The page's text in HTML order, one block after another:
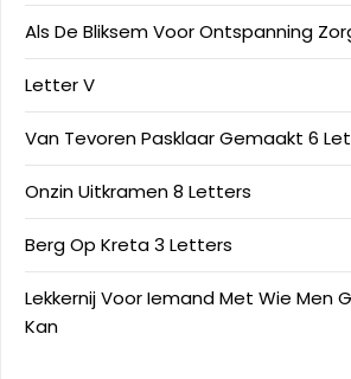
Als De Bliksem Voor Ontspanning
Letter V
Van Tevoren Pasklaar Gemaakt 6
Onzin Uitkramen 8 Letters
Berg Op Kreta 3 Letters
Lekkernij Voor Iemand Met Wie Men
Kan